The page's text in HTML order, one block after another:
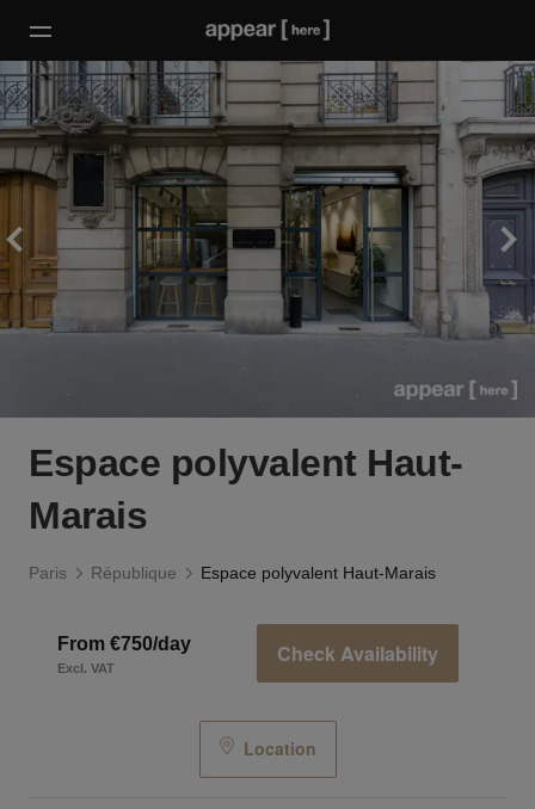
Espace polyvalent Haut-
Marais
Paris République Espace polyvalent Haut-Marais
From €750/day
Excl. VAT
Check Availability
Location